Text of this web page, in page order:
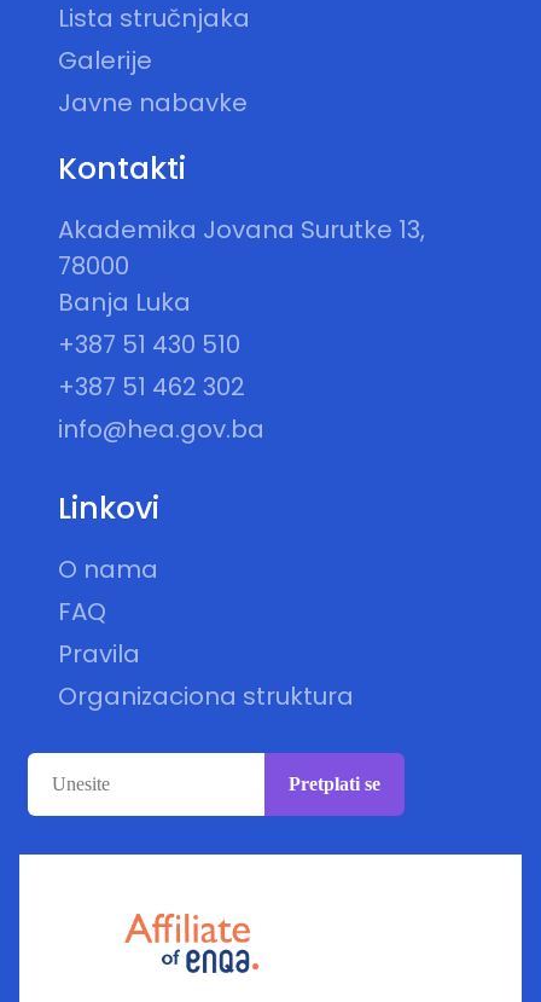
Lista stručnjaka
Galerije
Javne nabavke
Kontakti
Akademika Jovana Surutke 13,
78000
Banja Luka
+387 51 430 510
+387 51 462 302
info@hea.gov.ba
Linkovi
O nama
FAQ
Pravila
Organizaciona struktura
Pretplati se